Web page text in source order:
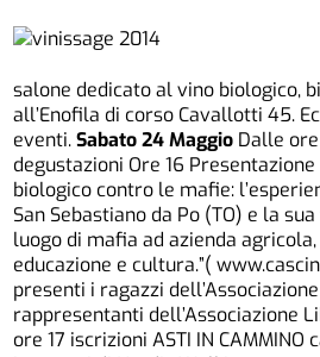
salone dedicato al vino biologico,
all’Enofila di corso Cavallotti 45.
eventi.Sabato 24 Maggio Dalle
degustazioni Ore 16
biologico contro le mafie:
San Sebastiano da Po (TO) e la
luogo di mafia ad azienda
educazione e cultura.”(
presenti i ragazzi dell’Associazione
rappresentanti dell’Associazione
ore 17 iscrizioni ASTI IN CAMMINO